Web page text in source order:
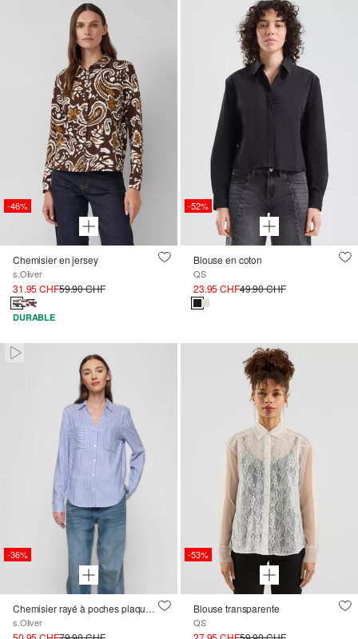
-46%
Chemisier en jersey
s.Oliver
31.95 CHF59.90 CHF
DURABLE
-52%
Blouse en coton
QS
23.95 CHF49.90 CHF
Paused • Muted
-36%
Chemisier rayé à poches plaquées
s.Oliver
-53%
Blouse transparente
QS